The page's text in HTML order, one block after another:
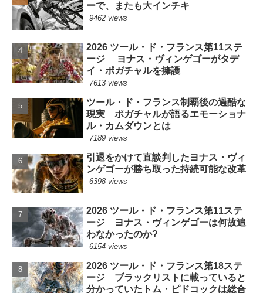
ーで、またも大インチキ
9462 views
2026 ツール・ド・フランス第11ステ
ージ ヨナス・ヴィンゲゴーがタデ
イ・ポガチャルを擁護
7613 views
ツール・ド・フランス制覇後の過酷な
現実 ポガチャルが語るエモーショナ
ル・カムダウンとは
7189 views
引退をかけて直談判したヨナス・ヴィ
ンゲゴーが勝ち取った持続可能な改革
6398 views
2026 ツール・ド・フランス第11ステ
ージ ヨナス・ヴィンゲゴーは何故追
わなかったのか?
6154 views
2026 ツール・ド・フランス第18ステ
ージ ブラックリストに載っていると
分かっていたトム・ピドコックは総合